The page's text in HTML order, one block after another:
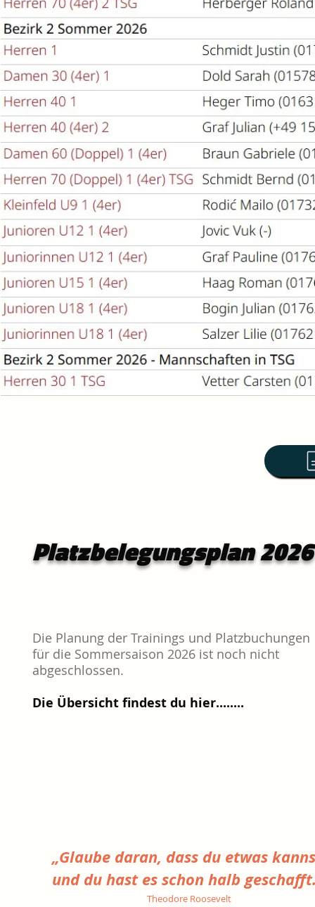
Platzbelegungsplan 2026
Die Planung der Trainings und Platzbuchungen
für die Sommersaison 2026 ist noch nicht
abgeschlossen.
Die Übersicht findest du hier........
„Glaube daran, dass du etwas
und du hastes schon halb
Theodore Roosevelt